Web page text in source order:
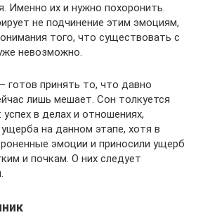
Именно их и нужно похоронить.
не подчинение этим эмоциям,
того, что существовать с
невозможно.
готов принять то, что давно
лишь мешает. Сон толкуется
успех в делах и отношениях,
на данном этапе, хотя в
эмоции и приносили ущерб
и почкам. О них следует